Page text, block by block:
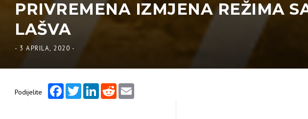
PRIVREMENA IZMJENA REŽIMA
LAŠVA
- 3 APRILA, 2020 -
Podijelite
FacebookTwitterLinkedInReddit